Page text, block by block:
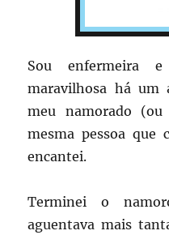
Sou enfermeira
maravilhosa há um
meu namorado
mesma pessoa que
encantei.
Terminei o
aguentava mais